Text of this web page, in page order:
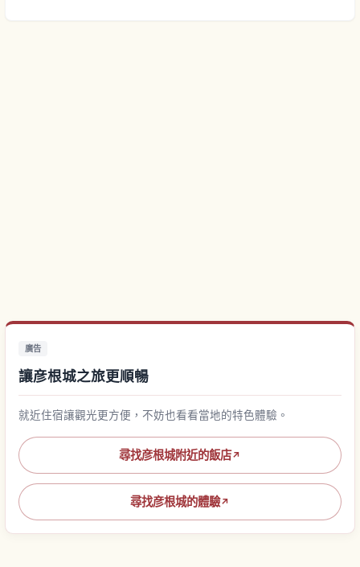
廣告
讓彦根城之旅更順暢
就近住宿讓觀光更方便，不妨也看看當地的特色體驗。
尋找彦根城附近的飯店↗
尋找彦根城的體驗↗